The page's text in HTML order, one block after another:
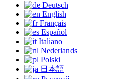
Deutsch
English
Français
Español
Italiano
Nederlands
Polski
日本語